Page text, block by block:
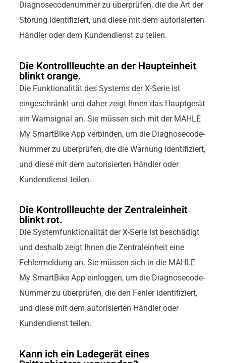
Diagnosecodenummer zu überprüfen, die die Art der
Störung identifiziert, und diese mit dem autorisierten
Händler oder dem Kundendienst zu teilen.
Die Kontrollleuchte an der Haupteinheit
blinkt orange.
Die Funktionalität des Systems der X-Serie ist
eingeschränkt und daher zeigt Ihnen das Hauptgerät
ein Warnsignal an. Sie müssen sich mit der MAHLE
My SmartBike App verbinden, um die Diagnosecode-
Nummer zu überprüfen, die die Warnung identifiziert,
und diese mit dem autorisierten Händler oder
Kundendienst teilen.
Die Kontrollleuchte der Zentraleinheit
blinkt rot.
Die Systemfunktionalität der X-Serie ist beschädigt
und deshalb zeigt Ihnen die Zentraleinheit eine
Fehlermeldung an. Sie müssen sich in die MAHLE
My SmartBike App einloggen, um die Diagnosecode-
Nummer zu überprüfen, die den Fehler identifiziert,
und diese mit dem autorisierten Händler oder
Kundendienst teilen.
Kann ich ein Ladegerät eines